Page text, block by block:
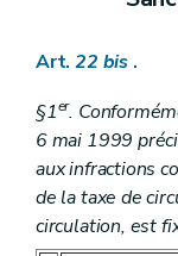
Art.22 bis .
§1er.
6 mai 1999
aux infractions
de la taxe de
circulation, est